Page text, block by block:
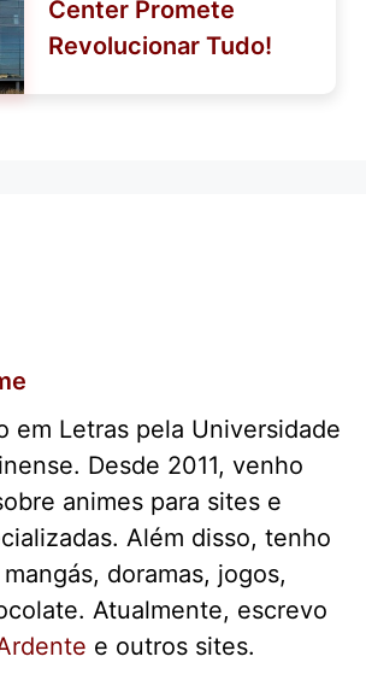
Center Promete
Revolucionar Tudo!
em Letras pela Universidade
Desde 2011, venho
animes para sites e
Além disso, tenho
doramas, jogos,
Atualmente, escrevo
e outros sites.